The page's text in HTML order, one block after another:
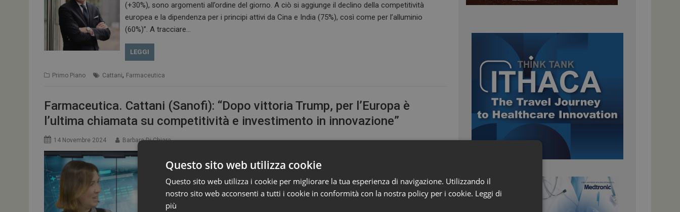
(+30%), sono argomenti all’ordine del giorno. A ciò si aggiunge il declino della competitività
europea e la dipendenza per i principi attivi da Cina e India (75%), così come per l’alluminio
(60%)”. A tracciare…
LEGGI
Primo Piano Cattani, Farmaceutica
Farmaceutica. Cattani (Sanofi): “Dopo vittoria Trump, per l’Europa è
l’ultima chiamata su competitività e investimento in innovazione”
14 Novembre 2024 Barbara Di Chiara
sono falsi timori, come li abbiamo vissuti
trent’anni fa con l’avvento di Internet. L’Europa
a volte pone barriere ideologiche, ma
Questo sito web utilizza cookie
Questo sito web utilizza i cookie per migliorare la tua esperienza di navigazione. Utilizzando il
nostro sito web acconsenti a tutti i cookie in conformità con la nostra policy per i cookie. Leggi di
più